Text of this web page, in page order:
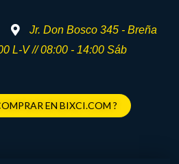
Jr. Don Bosco 345 - Breña
L-V // 08:00 - 14:00 Sáb
EN BIXCI.COM ?